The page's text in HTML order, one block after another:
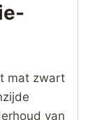
mat zwart
van